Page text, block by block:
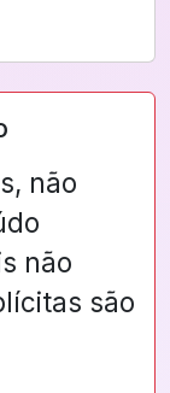
não
não
são